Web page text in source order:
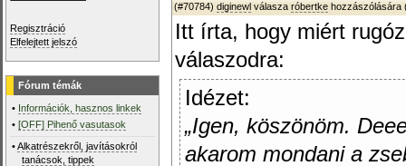
Regisztráció
Elfelejtett jelszó
Fórum témák
• Információk, hasznos linkek
•[OFF] Pihenő vasutasok
•Alkatrészekről, javításokról
tanácsok, tippek
(#70784) diginewl válasza róbertke hozzászólására
Itt írta, hogy miért
válaszodra:
Idézet:
„Igen, köszönöm.
akarom mondani a